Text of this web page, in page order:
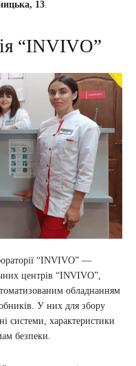
13.
“INVIVO”
“INVIVO” —
центрів “INVIVO”,
обладнанням
У них для збору
системи, характеристики
безпеки.